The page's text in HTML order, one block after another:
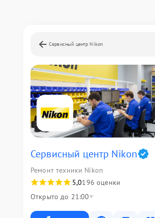
Сервисный центр Nikon
Сервисный центр Nikon
Ремонт техники Nikon
5,0196 оценки
Открыто до 21:00